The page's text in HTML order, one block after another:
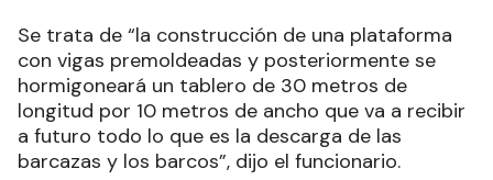
Se trata de “la construcción de una plataforma
con vigas premoldeadas y posteriormente se
hormigoneará un tablero de 30 metros de
longitud por 10 metros de ancho que va a recibir
a futuro todo lo que es la descarga de las
barcazas y los barcos”, dijo el funcionario.